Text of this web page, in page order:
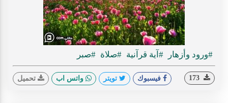
#ورود وأزهار #آية قرآنية #صلاة #صبر
فيسبوك تويتر واتس اب تحميل